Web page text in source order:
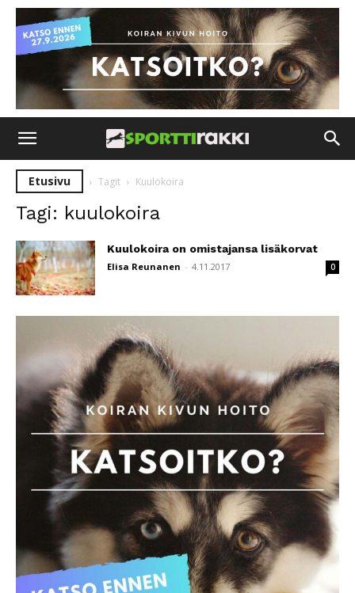
Etusivu Tagit Kuulokoira
Tagi: kuulokoira
Kuulokoira on omistajansa lisäkorvat
Elisa Reunanen - 4.11.2017 0